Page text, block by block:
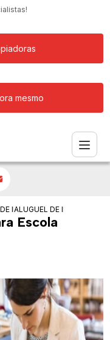
mesmo
IMPRESSORA
ALUGUEL DE
Escola